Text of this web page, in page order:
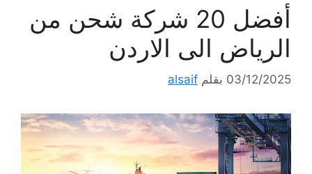
أفضل 20 شركة شحن من
الرياض الى الاردن
03/12/2025 بقلم alsaif